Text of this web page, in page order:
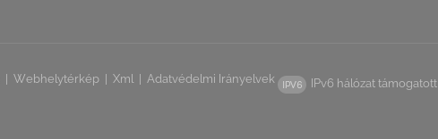
Webhelytérkép Xml Adatvédelmi Irányelvek IPv6 hálózat támogatott|